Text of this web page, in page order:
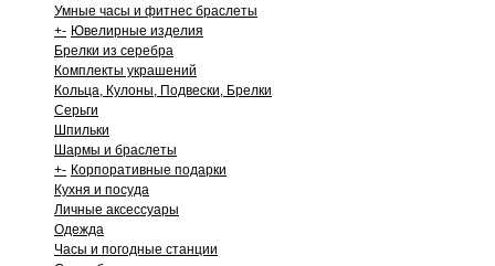
Умные часы и фитнес браслеты
+- Ювелирные изделия
Брелки из серебра
Комплекты украшений
Кольца, Кулоны, Подвески, Брелки
Серьги
Шпильки
Шармы и браслеты
+- Корпоративные подарки
Кухня и посуда
Личные аксессуары
Одежда
Часы и погодные станции